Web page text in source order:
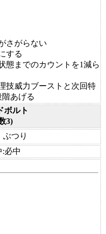
さがらない
する
態までのカウントを1減ら
技威力ブーストと次回特
あげる
ボルト
3)
ぶつり
:必中